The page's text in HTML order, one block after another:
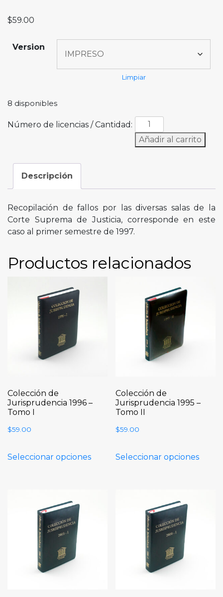
$59.00
Version
Limpiar
8 disponibles
Número de licencias / Cantidad:
Añadir al carrito
Descripción
Recopilación de fallos por las diversas salas de la
Corte Suprema de Justicia, corresponde en este
caso al primer semestre de 1997.
Productos relacionados
Colección de
Jurisprudencia 1996 –
Tomo I
$59.00
Seleccionar opciones
Colección de
Jurisprudencia 1995 –
Tomo II
$59.00
Seleccionar opciones